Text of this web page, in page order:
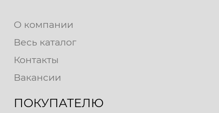
О компании
Весь каталог
Контакты
Вакансии
ПОКУПАТЕЛЮ